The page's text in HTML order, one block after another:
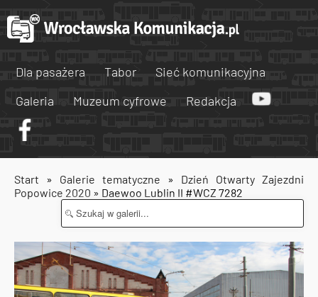
Dla pasażera Tabor
Sieć komunikacyjna
Galeria
Muzeum cyfrowe Redakcja
Start » Galerie tematyczne » Dzień Otwarty Zajezdni
Popowice 2020 » Daewoo Lublin II #WCZ 7282